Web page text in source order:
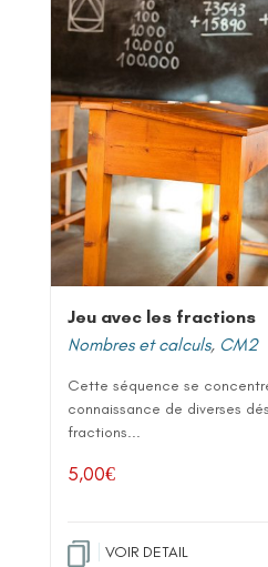
Jeu avec les fractions
Nombres et calculs, CM2
Cette séquence se
connaissance de diverses
fractions...
5,00€
VOIR DETAIL